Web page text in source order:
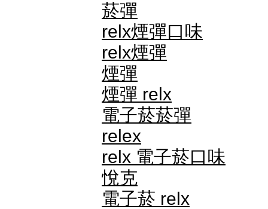
菸彈
relx煙彈口味
relx煙彈
煙彈
煙彈 relx
電子菸菸彈
relex
relx 電子菸口味
悅克
電子菸 relx